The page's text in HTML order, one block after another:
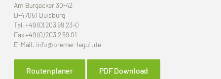
Am Burgacker 30-42
D-47051 Duisburg
Tel.+49 (0) 203 99 23-0
Fax+49 (0) 203 2 59 01
E-Mail: info@bremer-leguil.de
Routenplaner PDF Download